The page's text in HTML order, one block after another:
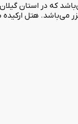
می‌باشد. هتل